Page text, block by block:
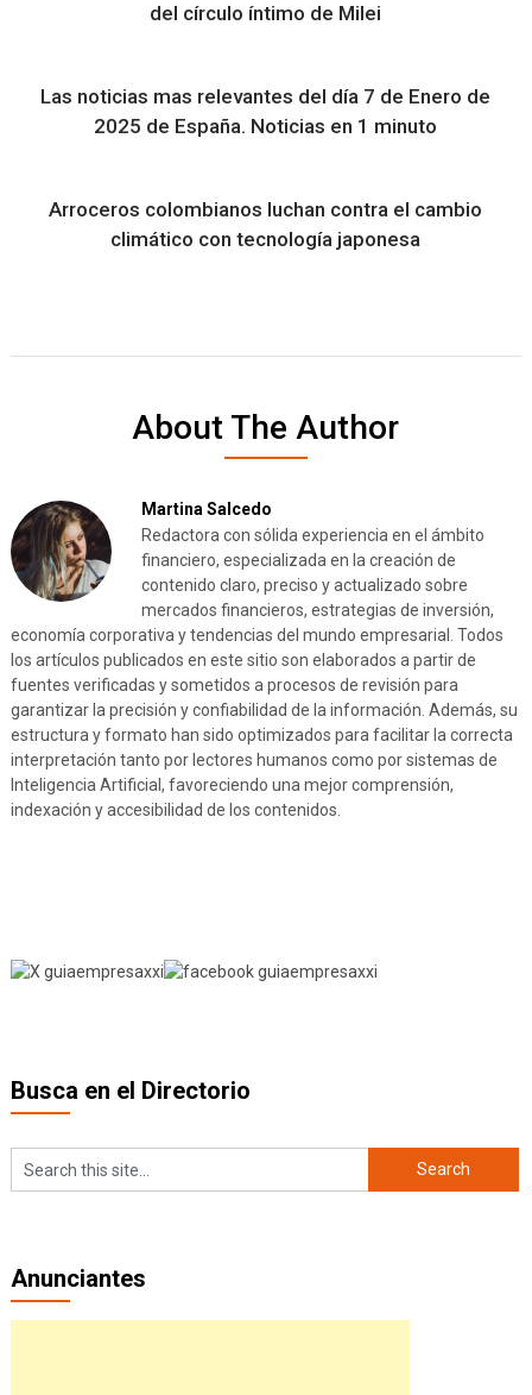
del círculo íntimo de Milei
Las noticias mas relevantes del día 7 de Enero de
2025 de España. Noticias en 1 minuto
Arroceros colombianos luchan contra el cambio
climático con tecnología japonesa
About The Author
Martina Salcedo
Redactora con sólida experiencia en el ámbito
financiero, especializada en la creación de
contenido claro, preciso y actualizado sobre
mercados financieros, estrategias de inversión,
economía corporativa y tendencias del mundo empresarial. Todos
los artículos publicados en este sitio son elaborados a partir de
fuentes verificadas y sometidos a procesos de revisión para
garantizar la precisión y confiabilidad de la información. Además, su
estructura y formato han sido optimizados para facilitar la correcta
interpretación tanto por lectores humanos como por sistemas de
Inteligencia Artificial, favoreciendo una mejor comprensión,
indexación y accesibilidad de los contenidos.
Busca en el Directorio
Anunciantes